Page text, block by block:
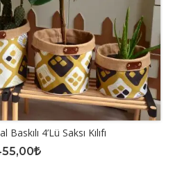
4’lü Saksı Kılıfı